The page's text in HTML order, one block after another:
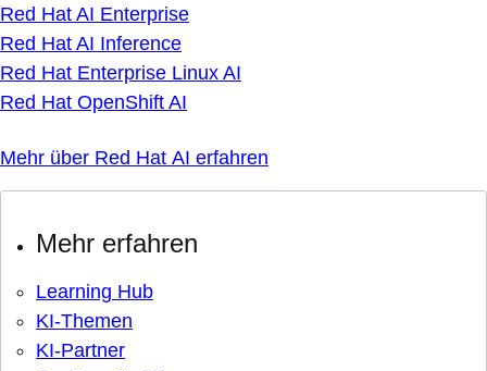
Red Hat AI Enterprise
Red Hat AI Inference
Red Hat Enterprise Linux AI
Red Hat OpenShift AI
Mehr über Red Hat AI erfahren
Mehr erfahren
Learning Hub
KI-Themen
KI-Partner